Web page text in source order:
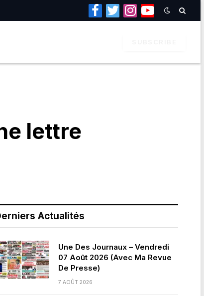
Facebook
TwitterInstagramYouTube
lettre
Actualités
Une Des Journaux – Vendredi
07 Août 2026 (Avec Ma Revue
De Presse)
7 AOÛT 2026